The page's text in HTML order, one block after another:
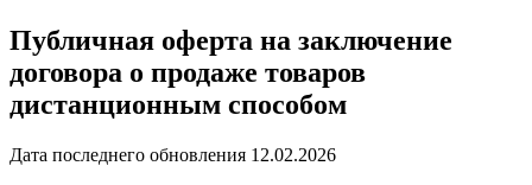
Публичная оферта на заключение
договора о продаже товаров
дистанционным способом
Дата последнего обновления 12.02.2026